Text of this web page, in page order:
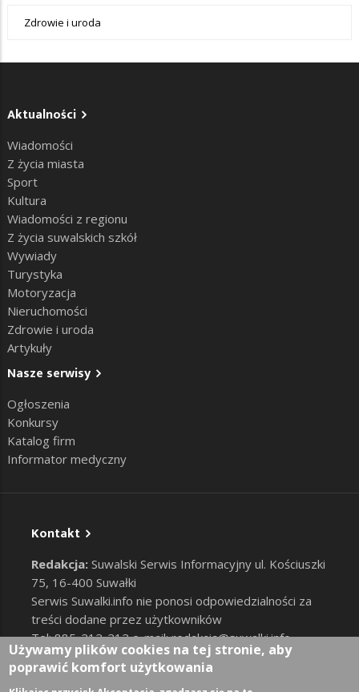
Zdrowie i uroda
Aktualności
Wiadomości
Z życia miasta
Sport
Kultura
Wiadomości z regionu
Z życia suwalskich szkół
Wywiady
Turystyka
Motoryzacja
Nieruchomości
Zdrowie i uroda
Artykuły
Nasze serwisy
Ogłoszenia
Konkursy
Katalog firm
Informator medyczny
Kontakt
Redakcja: Suwalski Serwis Informacyjny ul. Kościuszki
75, 16-400 Suwałki
Serwis Suwalki.info nie ponosi odpowiedzialności za
treści dodane przez użytkowników
Tel: 885-212-212 e-mail:redakcja@suwalki.info,
reklama@suwalki.info
RODO |Cookies
Używamy plików cookies na tej stronie, aby
poprawić komfort użytkowania